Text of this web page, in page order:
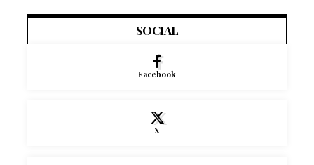
SOCIAL
Facebook
X